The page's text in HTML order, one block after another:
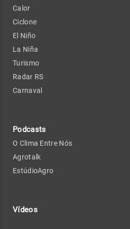
Calor
Ciclone
El Niño
La Niña
Turismo
Radar RS
Carnaval
Podcasts
O Clima Entre Nós
Agrotalk
EstúdioAgro
Vídeos